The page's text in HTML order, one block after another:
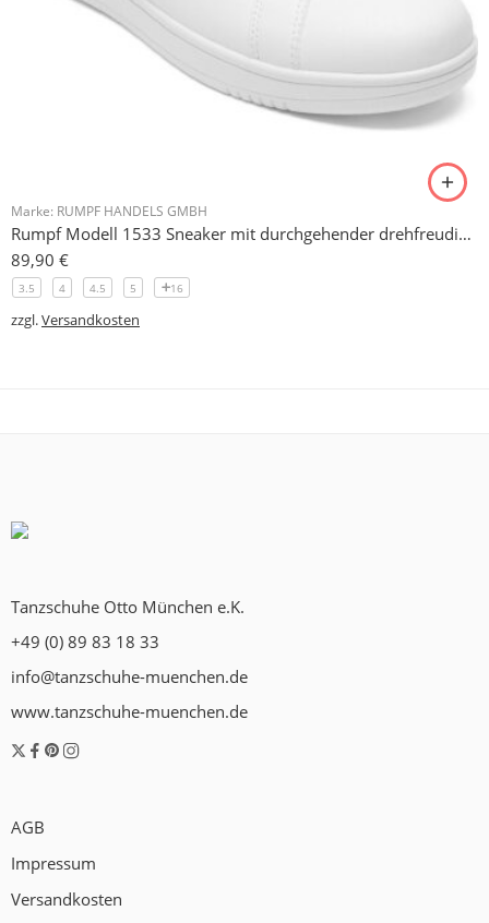
Marke: RUMPF HANDELS GMBH
Rumpf Modell 1533 Sneaker mit durchgehender drehfreudiger Kunststoffsohle
89,90 €
3.5 4 4.5 5 16
zzgl.Versandkosten
Tanzschuhe Otto München e.K.
+49 (0) 89 83 18 33
info@tanzschuhe-muenchen.de
www.tanzschuhe-muenchen.de
AGB
Impressum
Versandkosten